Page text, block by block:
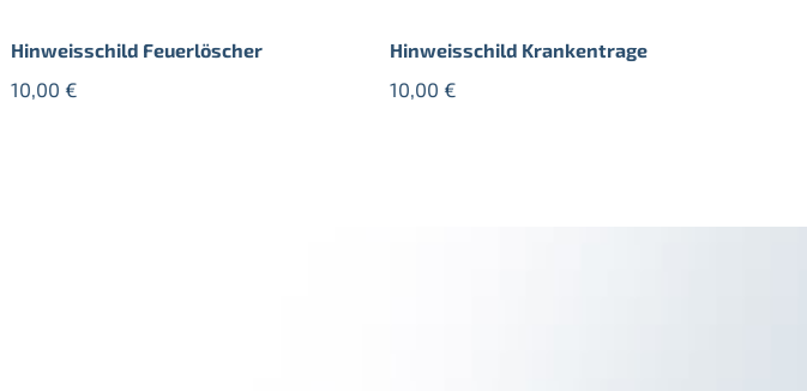
Hinweisschild Feuerlöscher
10,00 €
Hinweisschild Krankentrage
10,00 €